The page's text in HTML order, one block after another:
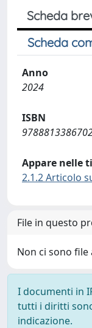
Scheda
Scheda
Anno
2024
ISBN
Appare nelle
2.1.2 Articolo
File in questo
Non ci sono
I documenti in
tutti i diritti
indicazione.